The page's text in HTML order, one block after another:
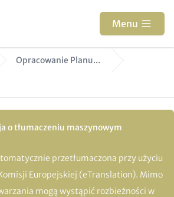
Menu
Opracowanie Planu...
o tłumaczeniu maszynowym
przetłumaczona przy użyciu
Europejskiej (eTranslation). Mimo
mogą wystąpić rozbieżności w